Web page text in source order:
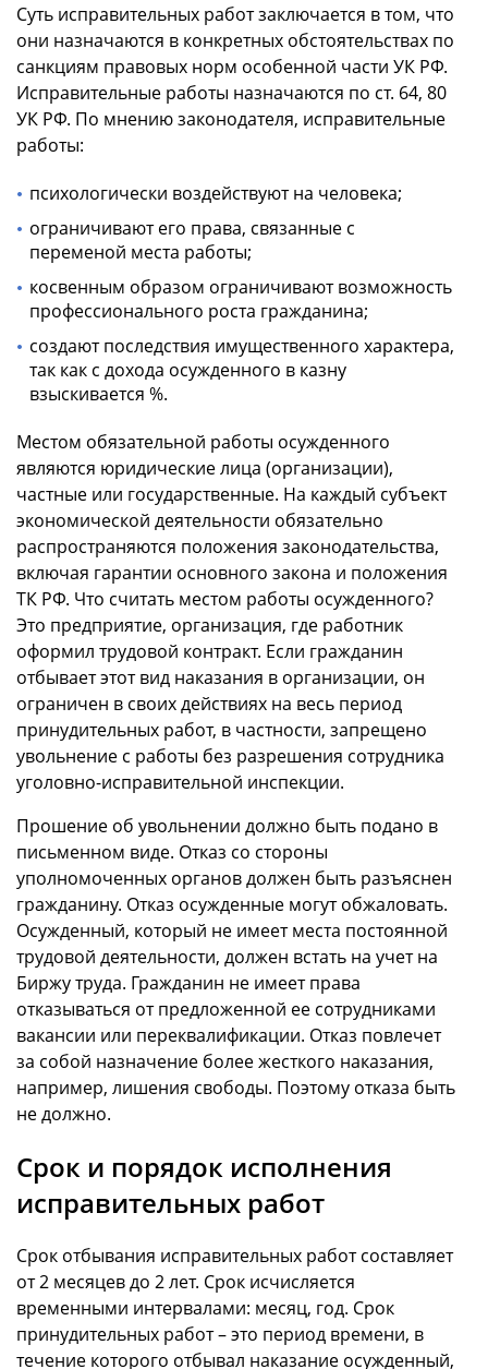
Суть исправительных работ заключается в том, что
они назначаются в конкретных обстоятельствах по
санкциям правовых норм особенной части УК РФ.
Исправительные работы назначаются по ст. 64, 80
УК РФ. По мнению законодателя, исправительные
работы:
психологически воздействуют на человека;
ограничивают его права, связанные с
переменой места работы;
косвенным образом ограничивают возможность
профессионального роста гражданина;
создают последствия имущественного характера,
так как с дохода осужденного в казну
взыскивается %.
Местом обязательной работы осужденного
являются юридические лица (организации),
частные или государственные. На каждый субъект
экономической деятельности обязательно
распространяются положения законодательства,
включая гарантии основного закона и положения
ТК РФ. Что считать местом работы осужденного?
Это предприятие, организация, где работник
оформил трудовой контракт. Если гражданин
отбывает этот вид наказания в организации, он
ограничен в своих действиях на весь период
принудительных работ, в частности, запрещено
увольнение с работы без разрешения сотрудника
уголовно-исправительной инспекции.
Прошение об увольнении должно быть подано в
письменном виде. Отказ со стороны
уполномоченных органов должен быть разъяснен
гражданину. Отказ осужденные могут обжаловать.
Осужденный, который не имеет места постоянной
трудовой деятельности, должен встать на учет на
Биржу труда. Гражданин не имеет права
отказываться от предложенной ее сотрудниками
вакансии или переквалификации. Отказ повлечет
за собой назначение более жесткого наказания,
например, лишения свободы. Поэтому отказа быть
не должно.
Срок и порядок исполнения
исправительных работ
Срок отбывания исправительных работ составляет
от 2 месяцев до 2 лет. Срок исчисляется
временными интервалами: месяц, год. Срок
принудительных работ – это период времени, в
течение которого отбывал наказание осужденный,